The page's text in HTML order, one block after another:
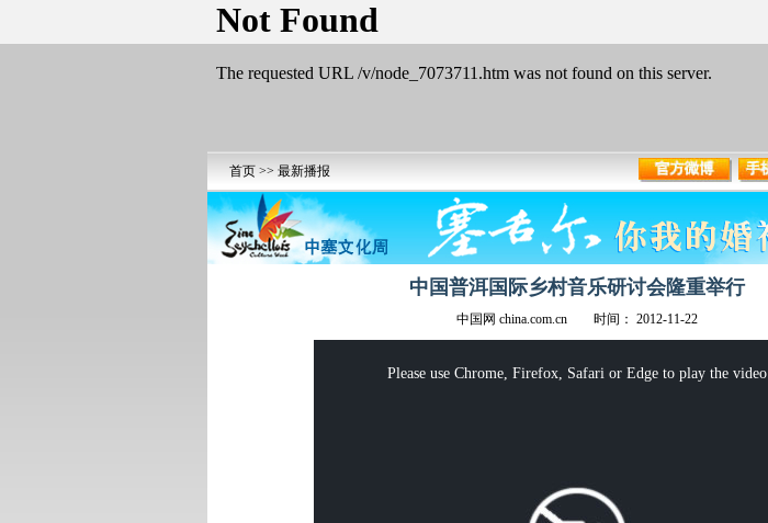
首页 >> 最新播报
中国普洱国际乡村音乐研讨会隆重举行
中国网 china.com.cn 时间： 2012-11-22
Please use Chrome, Firefox, Safari or Edge to play the video